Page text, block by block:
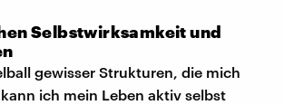
Selbstwirksamkeit und
gewisser Strukturen, die mich
ich mein Leben aktiv selbst